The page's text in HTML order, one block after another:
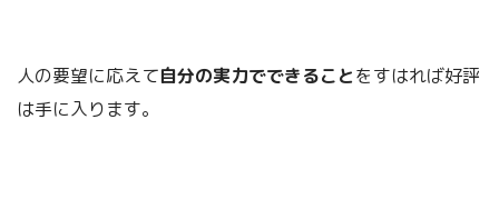
人の要望に応えて自分の実力でできることをすはれば好評
は手に入ります。